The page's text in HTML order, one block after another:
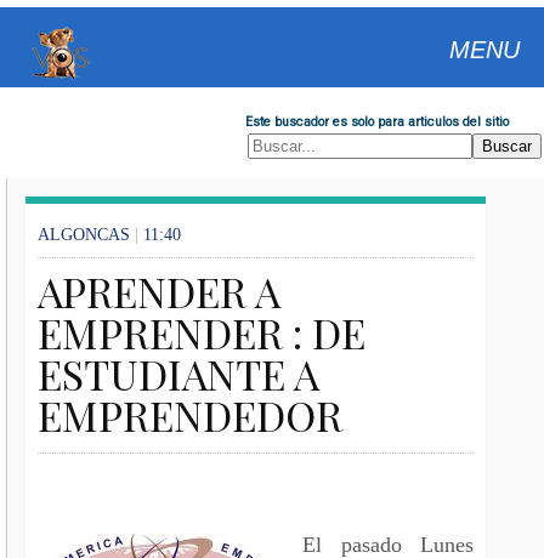
MENU
Este buscador es solo para articulos del sitio
ALGONCAS | 11:40
APRENDER A
EMPRENDER : DE
ESTUDIANTE A
EMPRENDEDOR
El pasado Lunes